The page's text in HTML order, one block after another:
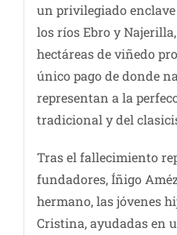
un privilegiado
los ríos Ebro y
hectáreas de viñedo
único pago de donde
representan a la
tradicional y del
Tras el fallecimiento
fundadores, Íñigo
hermano, las jóvenes
Cristina, ayudadas en